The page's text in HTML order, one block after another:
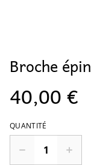
Broche
40,00 €
QUANTITÉ